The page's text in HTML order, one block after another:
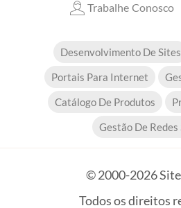
Trabalhe Conosco
Desenvolvimento De Sites
Portais Para Internet
Catálogo De Produtos
Gestão De Redes
© 2000-2026
Todos os direitos